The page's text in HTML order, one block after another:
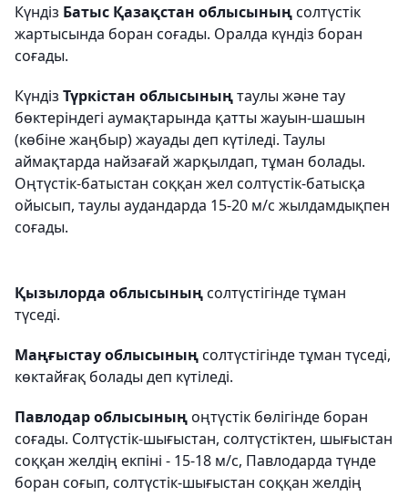
Күндіз Батыс Қазақстан облысыныңсолтүстік
жартысында боран соғады. Оралда күндіз боран
соғады.
Күндіз Түркістан облысыныңтаулы және тау
бөктеріндегі аумақтарында қатты жауын-шашын
(көбіне жаңбыр) жауады деп күтіледі. Таулы
аймақтарда найзағай жарқылдап, тұман болады.
Оңтүстік-батыстан соққан жел солтүстік-батысқа
ойысып, таулы аудандарда 15-20 м/с жылдамдықпен
соғады.
Қызылорда облысыныңсолтүстігінде тұман
түседі.
Маңғыстау облысыныңсолтүстігінде тұман түседі,
көктайғақ болады деп күтіледі.
Павлодар облысыныңоңтүстік бөлігінде боран
соғады. Солтүстік-шығыстан, солтүстіктен, шығыстан
соққан желдің екпіні - 15-18 м/с, Павлодарда түнде
боран соғып, солтүстік-шығыстан соққан желдің